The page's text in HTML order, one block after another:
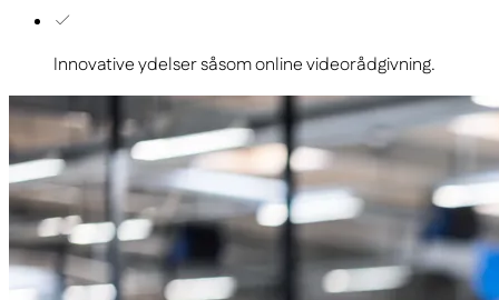
Innovative ydelser såsom online videorådgivning.